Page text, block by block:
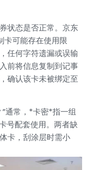
状态是否正常。京东
卡可能存在使用限
任何字符遗漏或误输
前将信息复制到记事
确认该卡未被绑定至
通常，*卡密*指一组
号配套使用。两者缺
卡，刮涂层时需小